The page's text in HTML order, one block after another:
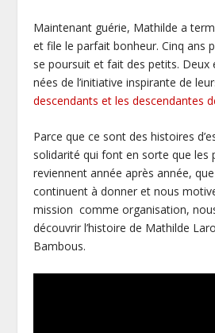
Maintenant guérie, Mathilde a
et file le parfait bonheur. Cinq ans
se poursuit et fait des petits. Deux
nées de l’initiative inspirante de
descendants et les descendantes
Parce que ce sont des histoires
solidarité qui font en sorte que les
reviennent année après année,
continuent à donner et nous
mission comme organisation,
découvrir l’histoire de Mathilde
Bambous.